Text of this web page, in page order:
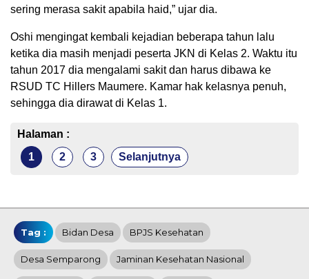
sering merasa sakit apabila haid,” ujar dia.
Oshi mengingat kembali kejadian beberapa tahun lalu
ketika dia masih menjadi peserta JKN di Kelas 2. Waktu itu
tahun 2017 dia mengalami sakit dan harus dibawa ke
RSUD TC Hillers Maumere. Kamar hak kelasnya penuh,
sehingga dia dirawat di Kelas 1.
Halaman :
1
2 3 Selanjutnya
Tag : Bidan Desa BPJS Kesehatan
Desa Semparong Jaminan Kesehatan Nasional